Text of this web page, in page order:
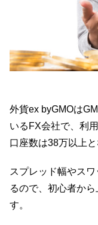
外貨ex byGMOは
いるFX会社で、利
口座数は38万以上と
スプレッド幅やス
るので、初心者か
す。